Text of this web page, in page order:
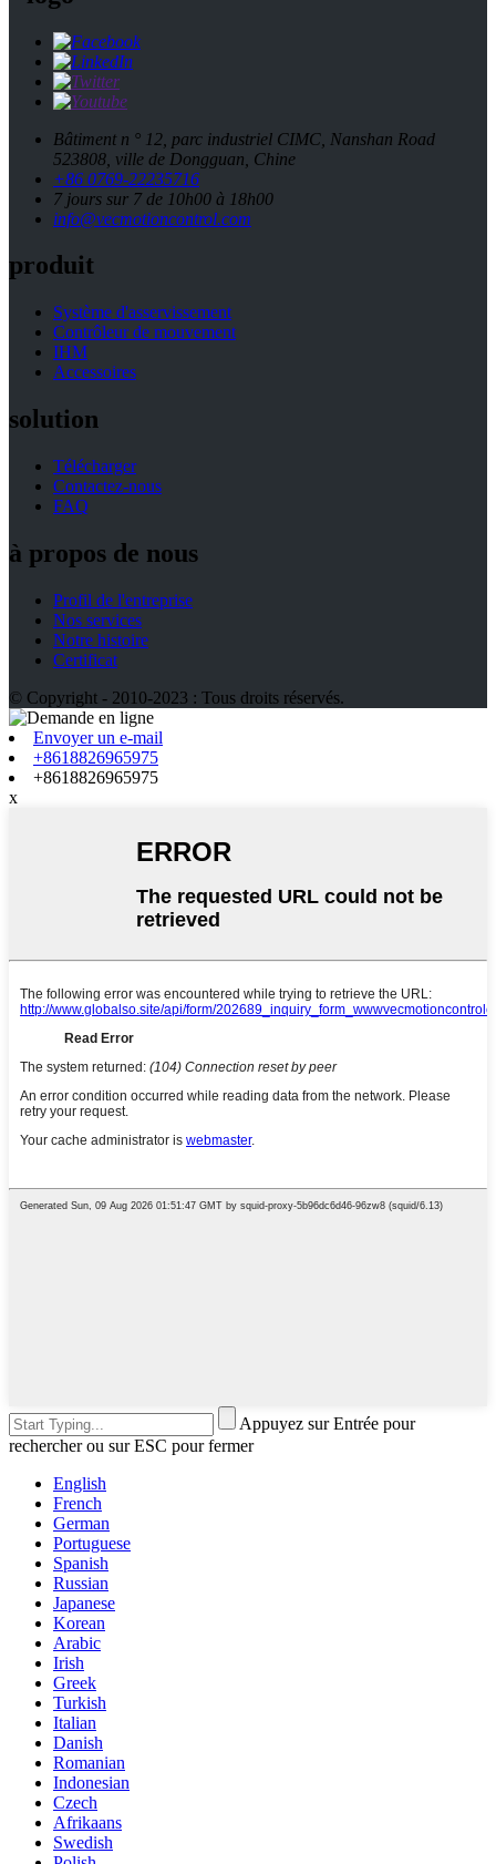
Bâtiment n ° 12, parc industriel CIMC, Nanshan Road
523808, ville de Dongguan, Chine
+86 0769-22235716
7 jours sur 7 de 10h00 à 18h00
info@vecmotioncontrol.com
produit
Système d'asservissement
Contrôleur de mouvement
IHM
Accessoires
solution
Télécharger
Contactez-nous
FAQ
à propos de nous
Profil de l'entreprise
Nos services
Notre histoire
Certificat
© Copyright - 2010-2023 : Tous droits réservés.
Envoyer un e-mail
+8618826965975
+8618826965975
x
Appuyez sur Entrée pour
rechercher ou sur ESC pour fermer
English
French
German
Portuguese
Spanish
Russian
Japanese
Korean
Arabic
Irish
Greek
Turkish
Italian
Danish
Romanian
Indonesian
Czech
Afrikaans
Swedish